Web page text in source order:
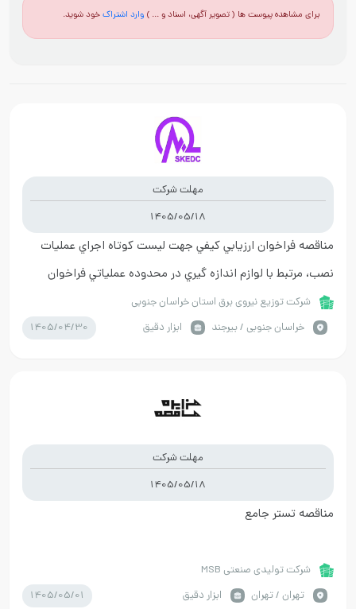
برای مشاهده پیوست ها ( تصویر آگهی، اسناد و ... ) وارد اشتراکخود شوید.
مهلت شرکت
1405/05/18
مناقصه فراخوان ارزيابي کيفي جهت لیست کوتاه اجراي عمليات
نصب، مرتبط با لوازم اندازه گيري در محدوده عملياتي فراخوان
226/د/405 شرکت توزیع نیروی برق استان خراسان جنوبی
خراسان جنوبي / بیرجند
ابزار دقیق 1405/04/30
مهلت شرکت
1405/05/18
مناقصه تستر جامع
شرکت تولیدی صنعتی MSB
تهران / تهران
ابزار دقیق 1405/05/01